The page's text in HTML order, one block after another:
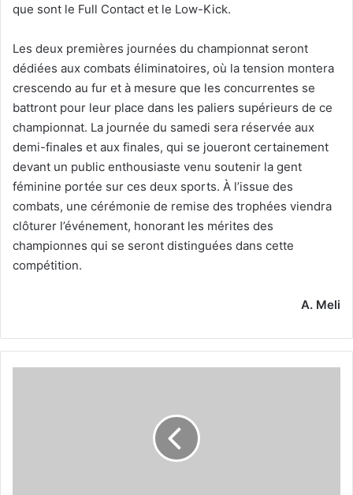
que sont le Full Contact et le Low-Kick.
Les deux premières journées du championnat seront
dédiées aux combats éliminatoires, où la tension montera
crescendo au fur et à mesure que les concurrentes se
battront pour leur place dans les paliers supérieurs de ce
championnat. La journée du samedi sera réservée aux
demi-finales et aux finales, qui se joueront certainement
devant un public enthousiaste venu soutenir la gent
féminine portée sur ces deux sports. À l’issue des
combats, une cérémonie de remise des trophées viendra
clôturer l’événement, honorant les mérites des
championnes qui se seront distinguées dans cette
compétition.
A. Meli